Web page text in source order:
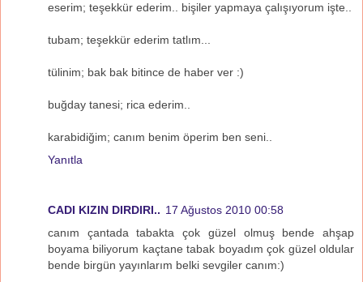
eserim; teşekkür ederim.. bişiler yapmaya çalışıyorum işte..
tubam; teşekkür ederim tatlım...
tülinim; bak bak bitince de haber ver :)
buğday tanesi; rica ederim..
karabidiğim; canım benim öperim ben seni..
Yanıtla
CADI KIZIN DIRDIRI.. 17 Ağustos 2010 00:58
canım çantada tabakta çok güzel olmuş bende ahşap
boyama biliyorum kaçtane tabak boyadım çok güzel oldular
bende birgün yayınlarım belki sevgiler canım:)